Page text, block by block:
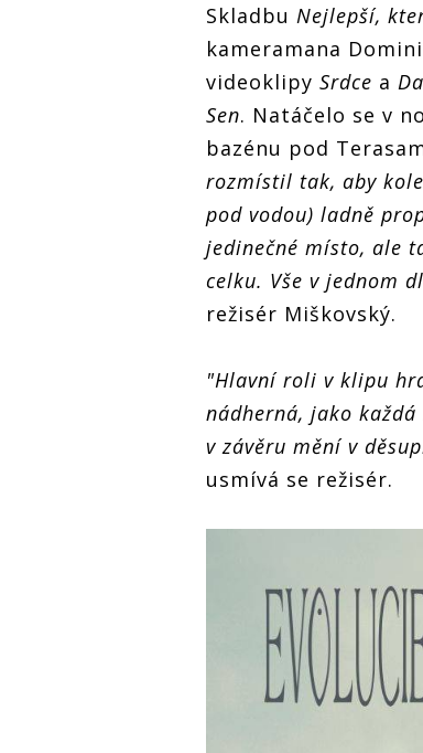
Skladbu Nejlepší,
kameramana
videoklipy Srdce a
Sen. Natáčelo se v
bazénu pod
rozmístil tak, aby
pod vodou) ladně
jedinečné místo, ale
celku. Vše v jednom
režisér Miškovský.
"Hlavní roli v klipu
nádherná, jako
v závěru mění v
usmívá se režisér.